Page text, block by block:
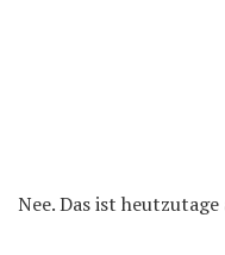
Nee. Das ist